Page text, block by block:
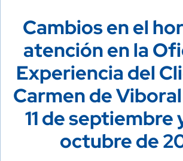
TitleCambios en el
atención en la
Experiencia del
Carmen de
11 de septiembre
octubre de